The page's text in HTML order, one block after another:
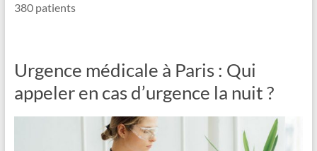
380 patients
Urgence médicale à Paris : Qui
appeler en cas d’urgence la nuit ?